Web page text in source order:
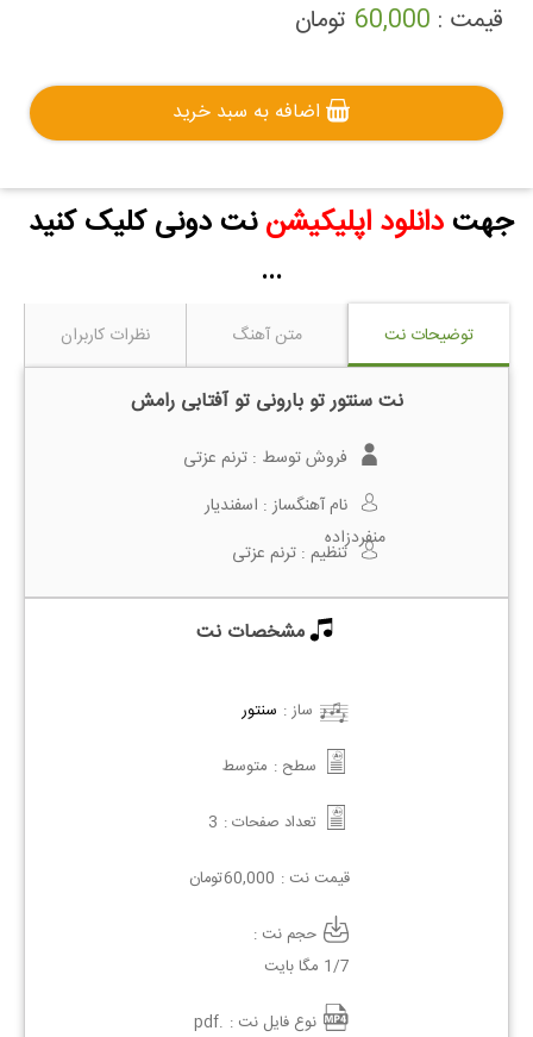
قیمت : 60,000 تومان
اضافه به سبد خرید
جهتدانلود اپلیکیشن نت دونی کلیک کنید
...
توضیحات نت متن آهنگ نظرات کاربران
نت سنتور تو بارونی تو آفتابی رامش
فروش توسط : ترنم عزتی
نام آهنگساز : اسفندیار
منفردزاده
تنظیم : ترنم عزتی
مشخصات نت
ساز : سنتور
سطح : متوسط
تعداد صفحات : 3
قیمت نت : 60,000تومان
حجم نت :
1/7 مگا بایت
نوع فایل نت : .pdf